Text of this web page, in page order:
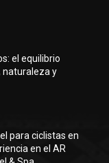
el equilibrio
naturaleza y
para ciclistas en
en el AR